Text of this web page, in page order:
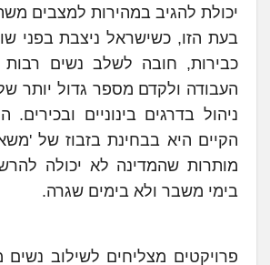
יכולת להגיב במהירות למצבים
בעת הזו, כשישראל ניצבת בפני
כבירות, חובה לשלב נשים רבות
העבודה ולקדם מספר גדול יותר
ניהול בדרגים בינוניים
הקיים היא בבחינת בזבוז של
מותרות שהמדינה לא יכולה
בימי משבר ולא בימים שגרה.
פרויקטים מצליחים לשילוב